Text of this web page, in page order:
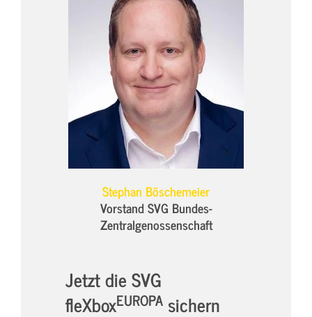
Stephan Böschemeier
Vorstand SVG Bundes-
Zentralgenossenschaft
Jetzt die SVG
fleXboxEUROPA sichern